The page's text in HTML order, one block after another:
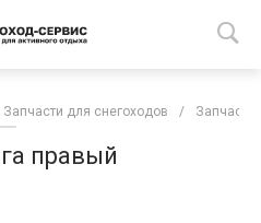
Запчасти для снегоходов / Запчасти
правый